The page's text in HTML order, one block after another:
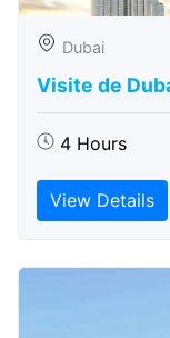
Dubai
Visite de
4 Hours
View Details